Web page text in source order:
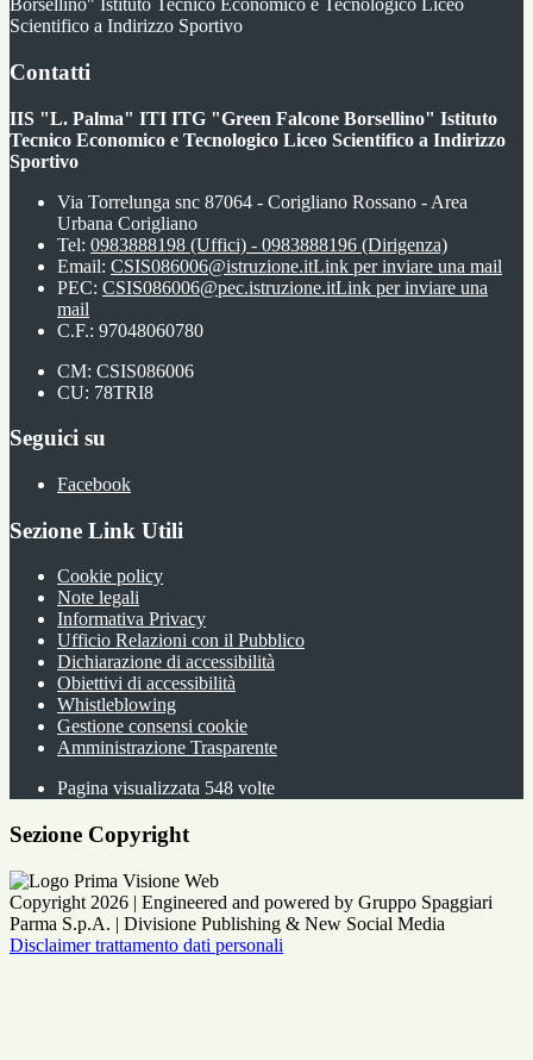
Borsellino" Istituto Tecnico Economico e Tecnologico Liceo
Scientifico a Indirizzo Sportivo
Contatti
IIS "L. Palma" ITI ITG "Green Falcone Borsellino" Istituto
Tecnico Economico e Tecnologico Liceo Scientifico a Indirizzo
Sportivo
Via Torrelunga snc 87064 - Corigliano Rossano - Area
Urbana Corigliano
Tel: 0983888198 (Uffici) - 0983888196 (Dirigenza)
Email: CSIS086006@istruzione.itLink per inviare una mail
PEC: CSIS086006@pec.istruzione.itLink per inviare una
mail
C.F.: 97048060780
CM: CSIS086006
CU: 78TRI8
Seguici su
Facebook
Sezione Link Utili
Cookie policy
Note legali
Informativa Privacy
Ufficio Relazioni con il Pubblico
Dichiarazione di accessibilità
Obiettivi di accessibilità
Whistleblowing
Gestione consensi cookie
Amministrazione Trasparente
Pagina visualizzata 548 volte
Sezione Copyright
Copyright 2026 | Engineered and powered by Gruppo Spaggiari
Parma S.p.A. | Divisione Publishing & New Social Media
Disclaimer trattamento dati personali